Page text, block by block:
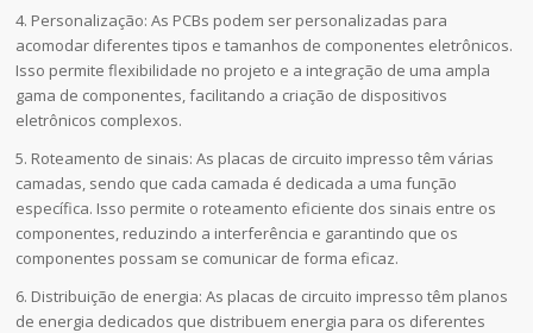
4. Personalização: As PCBs podem ser personalizadas para
acomodar diferentes tipos e tamanhos de componentes eletrônicos.
Isso permite flexibilidade no projeto e a integração de uma ampla
gama de componentes, facilitando a criação de dispositivos
eletrônicos complexos.
5. Roteamento de sinais: As placas de circuito impresso têm várias
camadas, sendo que cada camada é dedicada a uma função
específica. Isso permite o roteamento eficiente dos sinais entre os
componentes, reduzindo a interferência e garantindo que os
componentes possam se comunicar de forma eficaz.
6. Distribuição de energia: As placas de circuito impresso têm planos
de energia dedicados que distribuem energia para os diferentes